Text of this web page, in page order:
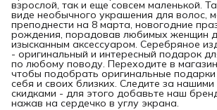
взрослой, так и еще совсем маленькой.
виде необычного украшения для волос,
преподнести на 8 марта, новогодние
рождения, порадовав любимых женщин
изысканным аксессуаром. Серебряное
- оригинальный и интересный подарок
по любому поводу. Переходите в магазин
чтобы подобрать оригинальные
себя и своих близких. Следите за
скидками - для этого добавьте наш
нажав на сердечко в углу экрана.